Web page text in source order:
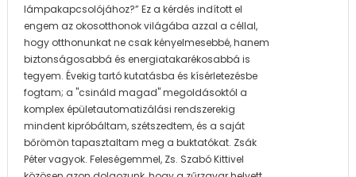
lámpakapcsolójához?” Ez a kérdés indított el
engem az okosotthonok világába azzal a céllal,
hogy otthonunkat ne csak kényelmesebbé, hanem
biztonságosabbá és energiatakarékosabbá is
tegyem. Évekig tartó kutatásba és kísérletezésbe
fogtam; a "csináld magad" megoldásoktól a
komplex épületautomatizálási rendszerekig
mindent kipróbáltam, szétszedtem, és a saját
bőrömön tapasztaltam meg a buktatókat. Zsák
Péter vagyok. Feleségemmel, Zs. Szabó Kittivel